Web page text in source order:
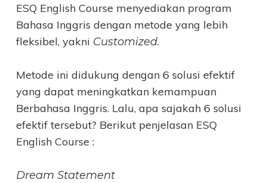
ESQ English Course menyediakan program
Bahasa Inggris dengan metode yang lebih
fleksibel, yakni Customized.
Metode ini didukung dengan 6 solusi efektif
yang dapat meningkatkan kemampuan
Berbahasa Inggris. Lalu, apa sajakah 6 solusi
efektif tersebut? Berikut penjelasan ESQ
English Course :
Dream Statement